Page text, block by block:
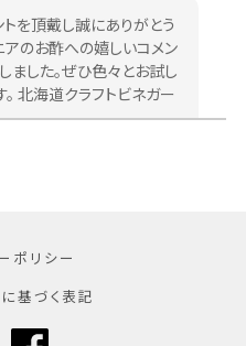
を頂戴し誠にありがとう
アのお酢への嬉しいコメン
ました。ぜひ色々とお試し
北海道クラフトビネガー
付からないので、ここで購入
ポリシー
基づく表記